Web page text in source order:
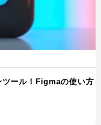
ール！Figmaの使い方